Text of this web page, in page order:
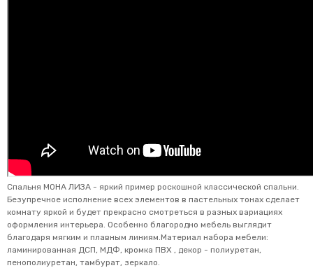
Спальня МОНА ЛИЗА - яркий пример роскошной классической спальни.
Безупречное исполнение всех элементов в пастельных тонах сделает
комнату яркой и будет прекрасно смотреться в разных вариациях
оформления интерьера. Особенно благородно мебель выглядит
благодаря мягким и плавным линиям.Материал набора мебели:
ламинированная ДСП, МДФ, кромка ПВХ , декор - полиуретан,
пенополиуретан, тамбурат, зеркало.